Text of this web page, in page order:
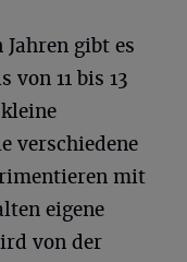
gibt es
von 11 bis 13
verschiedene
mit
eigene
von der